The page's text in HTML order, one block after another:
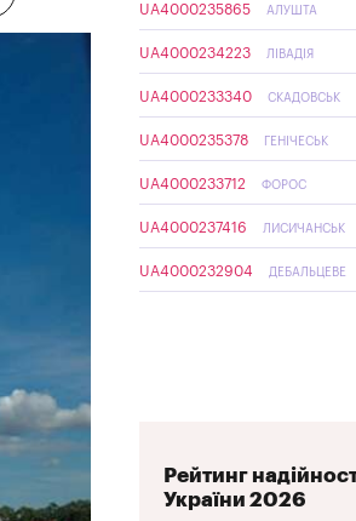
UA4000235865 АЛУШТА
UA4000234223 ЛІВАДІЯ
UA4000233340 СКАДОВСЬК
UA4000235378 ГЕНІЧЕСЬК
UA4000233712 ФОРОС
UA4000237416 ЛИСИЧАНСЬК
UA4000232904 ДЕБАЛЬЦЕВЕ
Рейтинг
України 2026